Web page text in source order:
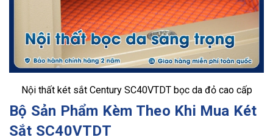
Nội thất két sắt Century SC40VTDT bọc da đỏ cao cấp
Bộ Sản Phẩm Kèm Theo Khi Mua Két
Sắt SC40VTDT